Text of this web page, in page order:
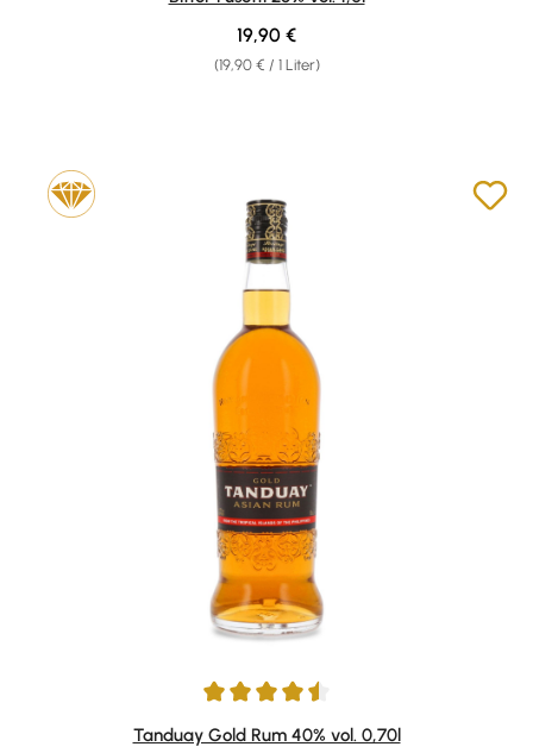
(19,90 € / 1 Liter)
Regulärer Preis:
19,90 €
Durchschnittliche Bewertung von 4.53 von 5 Sternen
Tanduay Gold Rum 40% vol. 0,70l